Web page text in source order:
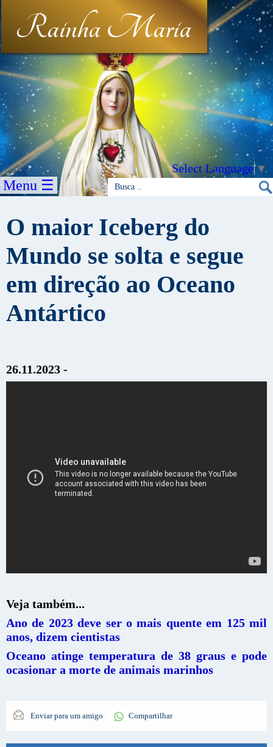
Rainha Maria
Select Language▼
Menu ☰
O maior Iceberg do
Mundo se solta e segue
em direção ao Oceano
Antártico
26.11.2023 -
Veja também...
Ano de 2023 deve ser o mais quente em 125 mil
anos, dizem cientistas
Oceano atinge temperatura de 38 graus e pode
ocasionar a morte de animais marinhos
Enviar para um amigo Compartilhar